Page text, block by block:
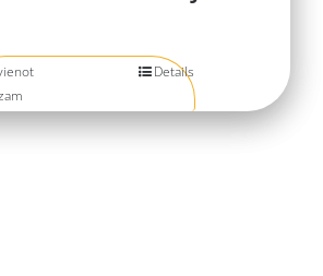
Details